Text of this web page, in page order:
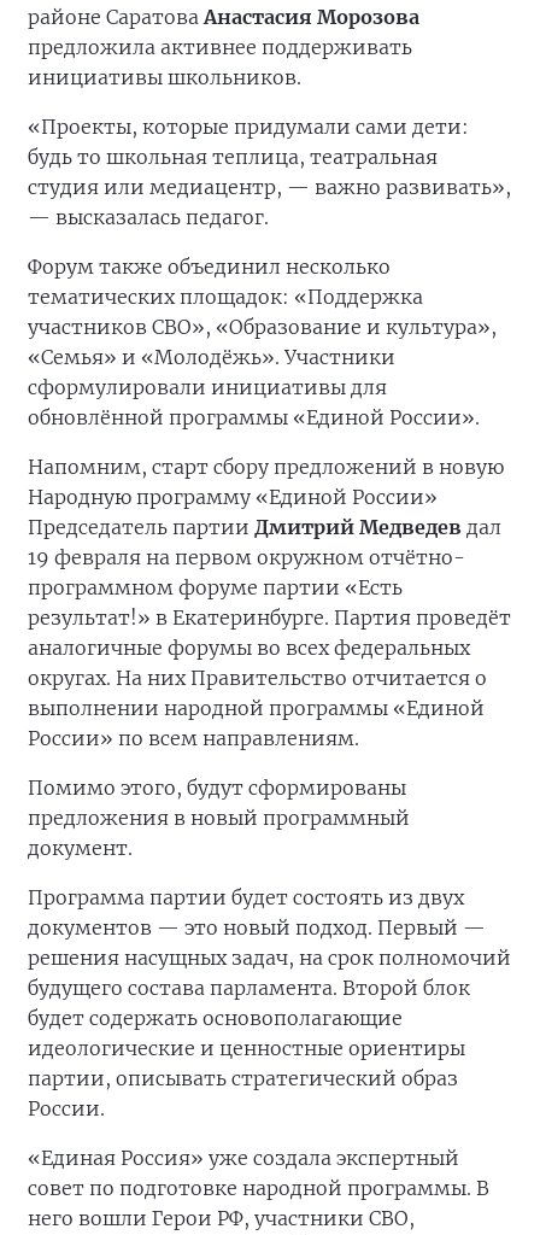
районе СаратоваАнастасия Морозова
предложила активнее поддерживать
инициативы школьников.
«Проекты, которые придумали сами дети:
будь то школьная теплица, театральная
студия или медиацентр, — важно развивать»,
— высказалась педагог.
Форум также объединил несколько
тематических площадок: «Поддержка
участников СВО», «Образование и культура»,
«Семья» и «Молодёжь». Участники
сформулировали инициативы для
обновлённой программы «Единой России».
Напомним, старт сбору предложений в новую
Народную программу «Единой России»
Председатель партии Дмитрий Медведев дал
19 февраля на первом окружном отчётно-
программном форуме партии «Есть
результат!» в Екатеринбурге. Партия проведёт
аналогичные форумы во всех федеральных
округах. На них Правительство отчитается о
выполнении народной программы «Единой
России» по всем направлениям.
Помимо этого, будут сформированы
предложения в новый программный
документ.
Программа партии будет состоять из двух
документов — это новый подход. Первый —
решения насущных задач, на срок полномочий
будущего состава парламента. Второй блок
будет содержать основополагающие
идеологические и ценностные ориентиры
партии, описывать стратегический образ
России.
«Единая Россия» уже создала экспертный
совет по подготовке народной программы. В
него вошли Герои РФ, участники СВО,